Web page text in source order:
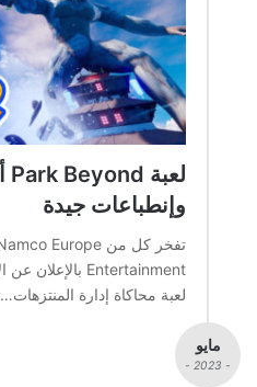
وإنطباعات جيدة
لعبة محاكاة إدارة المنتزهات…
مايو
- 2023 -